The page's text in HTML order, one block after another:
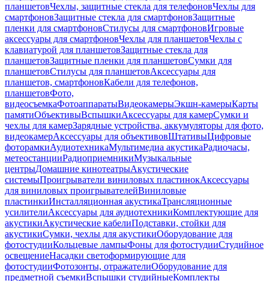
планшетовЧехлы, защитные стекла для телефоновЧехлы для
смартфоновЗащитные стекла для смартфоновЗащитные
пленки для смартфоновСтилусы для смартфоновИгровые
аксессуары для смартфоновЧехлы для планшетовЧехлы с
клавиатурой для планшетовЗащитные стекла для
планшетовЗащитные пленки для планшетовСумки для
планшетовСтилусы для планшетовАксессуары для
планшетов, смартфоновКабели для телефонов,
планшетовФото,
видеосъемкаФотоаппаратыВидеокамерыЭкшн-камерыКарты
памятиОбъективыВспышкиАксессуары для камерСумки и
чехлы для камерЗарядные устройства, аккумуляторы для фото,
видеокамерАксессуары для объективовШтативыЦифровые
фоторамкиАудиотехникаМультимедиа акустикаРадиочасы,
метеостанцииРадиоприемникиМузыкальные
центрыДомашние кинотеатрыАкустические
системыПроигрыватели виниловых пластинокАксессуары
для виниловых проигрывателейВиниловые
пластинкиИнсталляционная акустикаТрансляционные
усилителиАксессуары для аудиотехникиКомплектующие для
акустикиАкустические кабелиПодставки, стойки для
акустикиСумки, чехлы для акустикиОборудование для
фотостудииКольцевые лампыФоны для фотостудииСтудийное
освещениеНасадки светоформирующие для
фотостудииФотозонты, отражателиОборудование для
предметной съемкиВспышки студийныеКомплекты